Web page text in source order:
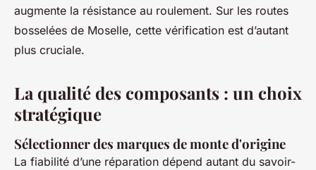
augmente la résistance au roulement. Sur les routes
bosselées de Moselle, cette vérification est d’autant
plus cruciale.
La qualité des composants : un choix
stratégique
Sélectionner des marques de monte d'origine
La fiabilité d’une réparation dépend autant du savoir-